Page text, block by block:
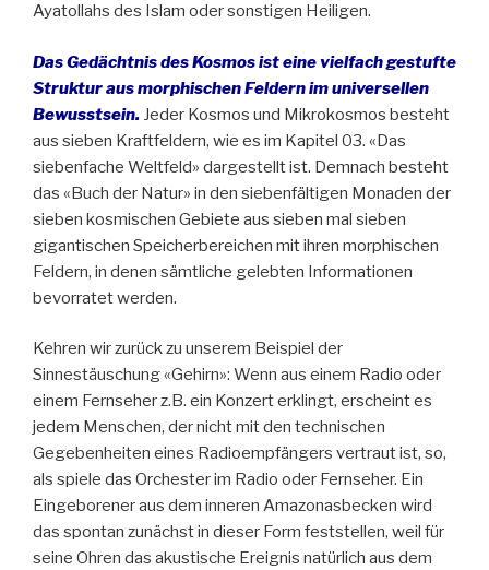
Ayatollahs des Islam oder sonstigen Heiligen.
Das Gedächtnis des Kosmos ist eine vielfach gestufte
Struktur aus morphischen Feldern im universellen
Bewusstsein. Jeder Kosmos und Mikrokosmos besteht
aus sieben Kraftfeldern, wie es im Kapitel 03. «Das
siebenfache Weltfeld» dargestellt ist. Demnach besteht
das «Buch der Natur» in den siebenfältigen Monaden der
sieben kosmischen Gebiete aus sieben mal sieben
gigantischen Speicherbereichen mit ihren morphischen
Feldern, in denen sämtliche gelebten Informationen
bevorratet werden.
Kehren wir zurück zu unserem Beispiel der
Sinnestäuschung «Gehirn»: Wenn aus einem Radio oder
einem Fernseher z.B. ein Konzert erklingt, erscheint es
jedem Menschen, der nicht mit den technischen
Gegebenheiten eines Radioempfängers vertraut ist, so,
als spiele das Orchester im Radio oder Fernseher. Ein
Eingeborener aus dem inneren Amazonasbecken wird
das spontan zunächst in dieser Form feststellen, weil für
seine Ohren das akustische Ereignis natürlich aus dem